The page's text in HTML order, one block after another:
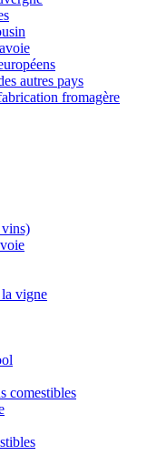
autres pays
fromagère
vigne
comestibles